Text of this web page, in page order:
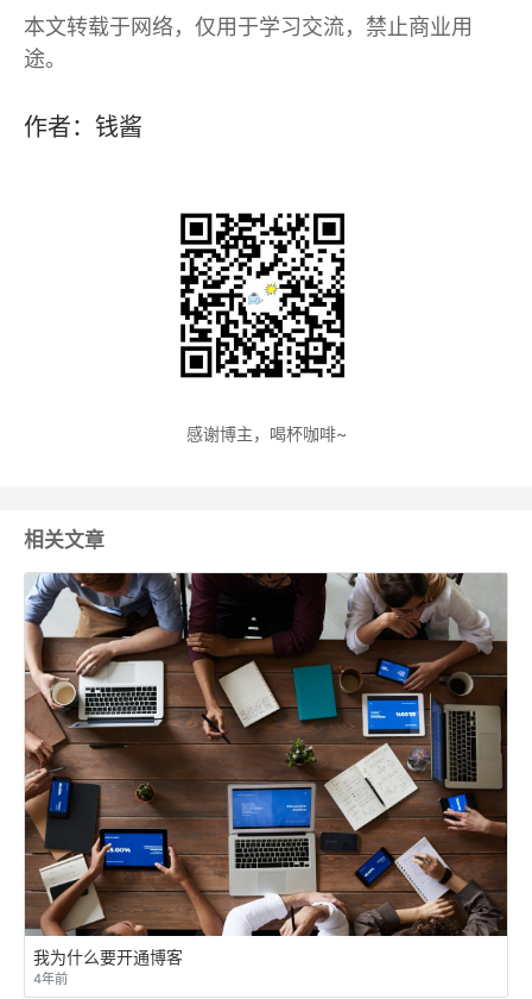
本文转载于网络，仅用于学习交流，禁止商业用
途。
作者：钱酱
感谢博主，喝杯咖啡~
相关文章
我为什么要开通博客
4年前